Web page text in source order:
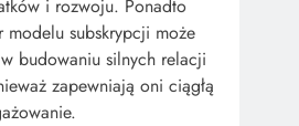
i rozwoju. Ponadto
modelu subskrypcji może
budowaniu silnych relacji
zapewniają oni ciągłą